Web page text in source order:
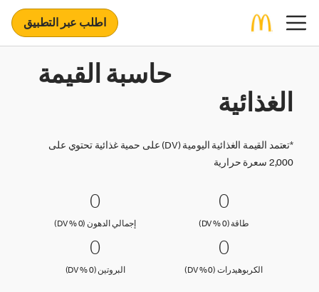
اطلب عبر التطبيق
حاسبة القيمة
الغذائية
*تعتمد القيمة الغذائية اليومية (DV) على حمية غذائية تحتوي على
2,000 سعرة حرارية
0 طاقة (0 % DV)
0
طاقة (0 % DV) طاقة (0 )
0 إجمالي الدهون (0 % DV)
0
0
إجمالي الدهون (0 % DV) إجمالي الدهون (0 )
0 الكربوهيدرات (0 % DV)
0
الكربوهيدرات (0 % DV) الكربوهيدرات (0 )
0 البروتين (0 % DV)
0
0
البروتين (0 % DV) البروتين (0 )